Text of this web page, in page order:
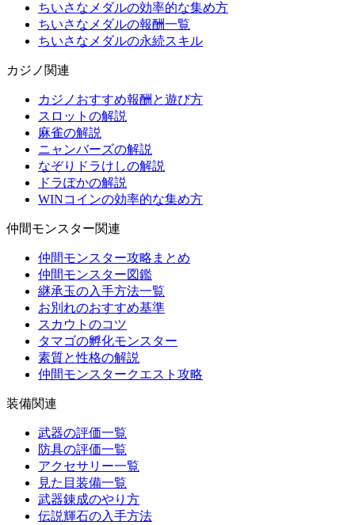
ちいさなメダルの効率的な集め方
ちいさなメダルの報酬一覧
ちいさなメダルの永続スキル
カジノ関連
カジノおすすめ報酬と遊び方
スロットの解説
麻雀の解説
ニャンバーズの解説
なぞりドラけしの解説
ドラぽかの解説
WINコインの効率的な集め方
仲間モンスター関連
仲間モンスター攻略まとめ
仲間モンスター図鑑
継承玉の入手方法一覧
お別れのおすすめ基準
スカウトのコツ
タマゴの孵化モンスター
素質と性格の解説
仲間モンスタークエスト攻略
装備関連
武器の評価一覧
防具の評価一覧
アクセサリー一覧
見た目装備一覧
武器錬成のやり方
伝説輝石の入手方法